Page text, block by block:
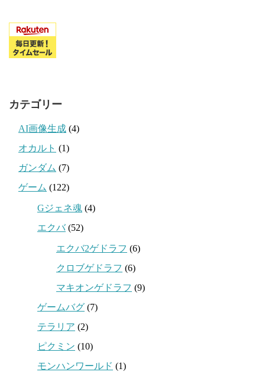
カテゴリー
AI画像生成 (4)
オカルト (1)
ガンダム (7)
ゲーム (122)
Gジェネ魂 (4)
エクバ(52)
エクバ2ゲドラフ (6)
クロブゲドラフ (6)
マキオンゲドラフ (9)
ゲームバグ (7)
テラリア (2)
ピクミン (10)
モンハンワールド (1)